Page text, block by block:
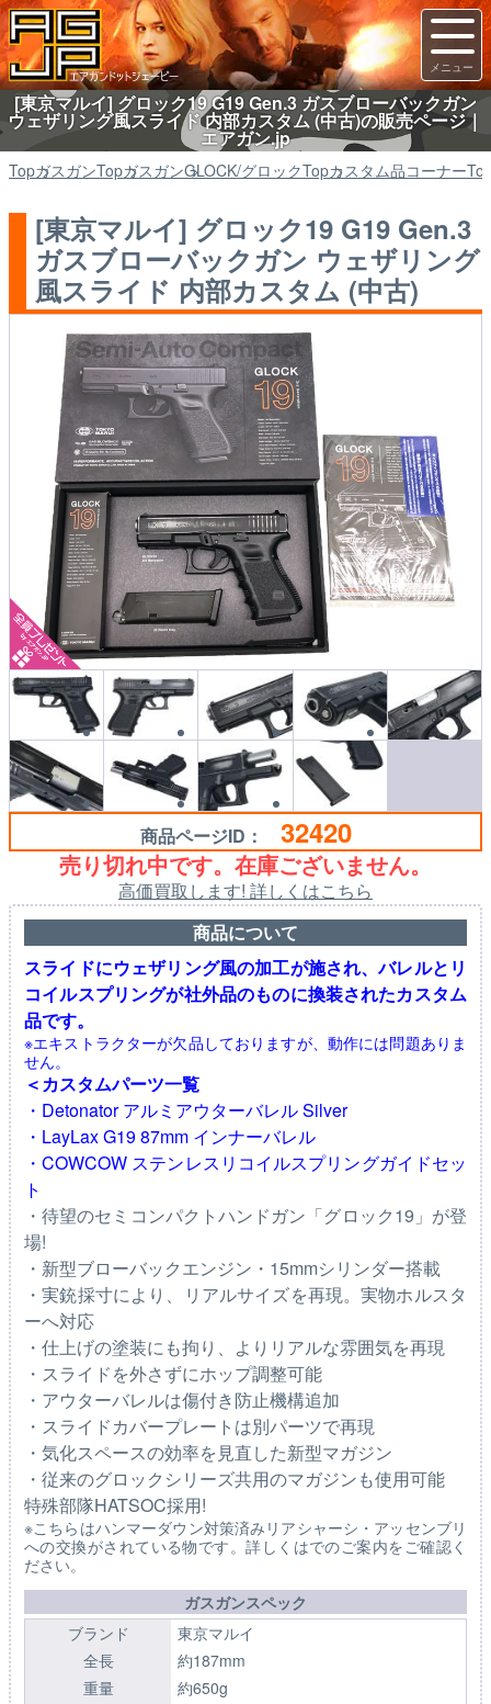
[東京マルイ] グロック19 G19 Gen.3 ガスブローバックガン
ウェザリング風スライド 内部カスタム (中古)の販売ページ｜
エアガン.jp
TopガスガンTopガスガンGLOCK/グロックTopカスタム品コーナー
[東京マルイ] グロック19 G19 Gen.3
ガスブローバックガン ウェザリング
風スライド 内部カスタム (中古)
商品ページID： 32420
売り切れ中です。在庫ございません。
高価買取します! 詳しくはこちら
商品について
スライドにウェザリング風の加工が施され、バレルとリ
コイルスプリングが社外品のものに換装されたカスタム
品です。
※エキストラクターが欠品しておりますが、動作には問題ありま
せん。
＜カスタムパーツ一覧
・Detonator アルミアウターバレル Silver
・LayLax G19 87mm インナーバレル
・COWCOW ステンレスリコイルスプリングガイドセッ
ト
・待望のセミコンパクトハンドガン「グロック19」が登
場!
・新型ブローバックエンジン・15mmシリンダー搭載
・実銃採寸により、リアルサイズを再現。実物ホルスタ
ーへ対応
・仕上げの塗装にも拘り、よりリアルな雰囲気を再現
・スライドを外さずにホップ調整可能
・アウターバレルは傷付き防止機構追加
・スライドカバープレートは別パーツで再現
・気化スペースの効率を見直した新型マガジン
・従来のグロックシリーズ共用のマガジンも使用可能
特殊部隊HATSOC採用!
※こちらはハンマーダウン対策済みリアシャーシ・アッセンブリ
への交換がされている物です。詳しくはでのご案内をご確認く
ださい。
ガスガンスペック
ブランド
東京マルイ
全長
約187mm
重量
約650g